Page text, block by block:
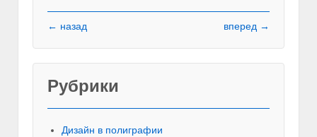
← назад вперед →
Рубрики
Дизайн в полиграфии